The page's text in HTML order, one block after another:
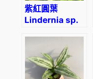
紫紅圓葉
Lindernia sp.